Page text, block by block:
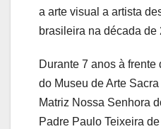
a arte visual a artista
brasileira na década de
Durante 7 anos à
do Museu de Arte
Matriz Nossa Senhora
Padre Paulo Teixeira